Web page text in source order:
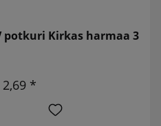
potkuri Kirkas harmaa 3
*